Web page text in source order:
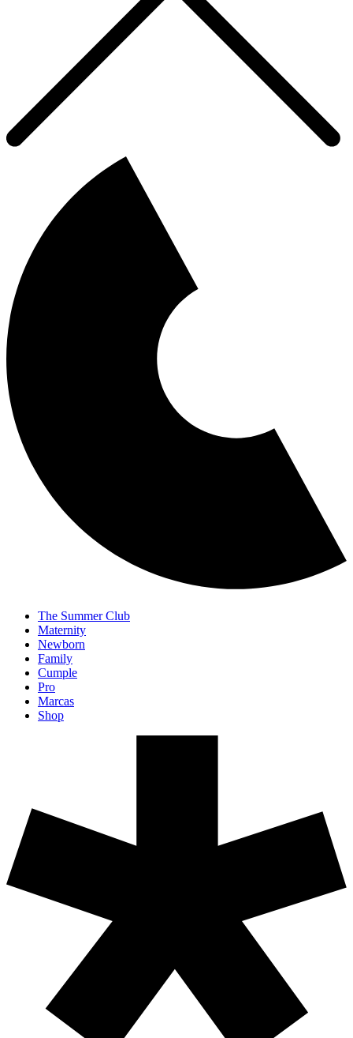
The Summer Club
Maternity
Newborn
Family
Cumple
Pro
Marcas
Shop